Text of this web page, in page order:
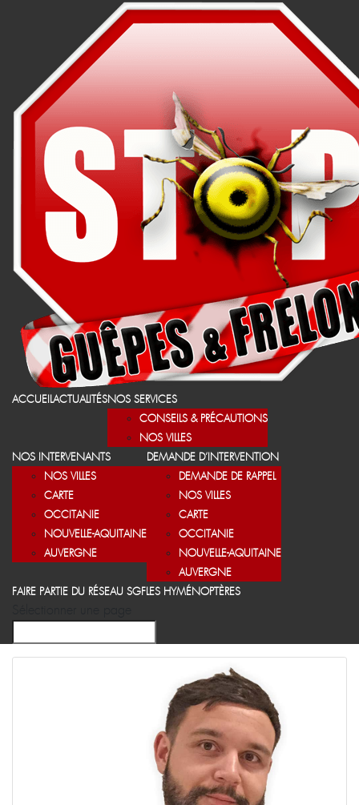
ACCUEILACTUALITÉSNOS SERVICES
CONSEILS & PRÉCAUTIONS
NOS VILLES
NOS INTERVENANTS
NOS VILLES
CARTE
OCCITANIE
NOUVELLE-AQUITAINE
AUVERGNE
DEMANDE D’INTERVENTION
DEMANDE DE RAPPEL
NOS VILLES
CARTE
OCCITANIE
NOUVELLE-AQUITAINE
AUVERGNE
FAIRE PARTIE DU RÉSEAU SGFLES HYMÉNOPTÈRES